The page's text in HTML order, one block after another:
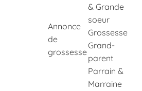
Annonce
de
grossesse
& Grande
soeur
Grossesse
Grand-
parent
Parrain &
Marraine